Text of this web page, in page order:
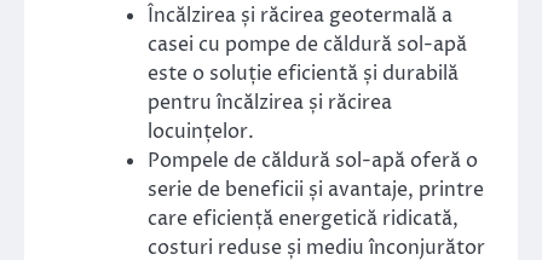
Încălzirea și răcirea geotermală a
casei cu pompe de căldură sol-apă
este o soluție eficientă și durabilă
pentru încălzirea și răcirea
locuințelor.
Pompele de căldură sol-apă oferă o
serie de beneficii și avantaje, printre
care eficiență energetică ridicată,
costuri reduse și mediu înconjurător